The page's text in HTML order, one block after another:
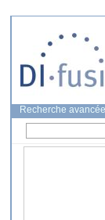
Recherche avancée